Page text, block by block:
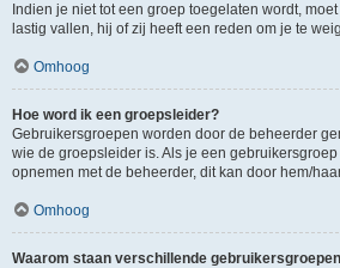
Indien je niet tot een groep toegelaten wordt,
lastig vallen, hij of zij heeft een reden om je te
Omhoog
Hoe word ik een groepsleider?
Gebruikersgroepen worden door de beheerder
wie de groepsleider is. Als je een
opnemen met de beheerder, dit kan door hem/
Omhoog
Waarom staan verschillende